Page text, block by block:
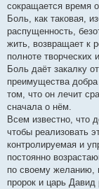
сокращается время
Боль, как таковая,
распущенность,
жить, возвращает к
полноте
Боль даёт закалку
преимущества
том, что он лечит
сначала о нём.
Всем известно, что
чтобы реализовать
контролируемая и
постоянно
по своему желанию,
пророк и царь Давид